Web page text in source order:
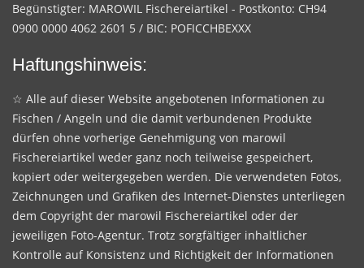
Begünstigter: MAROWIL Fischereiartikel - Postkonto: CH94
0900 0000 4062 2601 5 / BIC: POFICCHBEXXX
Haftungshinweis:
☆ Alle auf dieser Website angebotenen Informationen zu
Fischen / Angeln und die damit verbundenen Produkte
dürfen ohne vorherige Genehmigung von marowil
Fischereiartikel weder ganz noch teilweise gespeichert,
kopiert oder weitergegeben werden. Die verwendeten Fotos,
Zeichnungen und Grafiken des Internet-Dienstes unterliegen
dem Copyright der marowil Fischereiartikel oder der
jeweiligen Foto-Agentur. Trotz sorgfältiger inhaltlicher
Kontrolle auf Konsistenz und Richtigkeit der Informationen